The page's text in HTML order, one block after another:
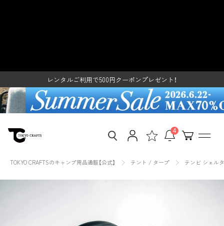
テ
ン
ツ
に
SUMMER SALE開催中
4
TOKYO CRAFTSのキャンプ用品通販【公式】 テント / タープ テンビ シェル